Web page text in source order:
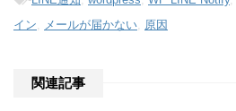
イン
メールが届かない 原因
関連記事